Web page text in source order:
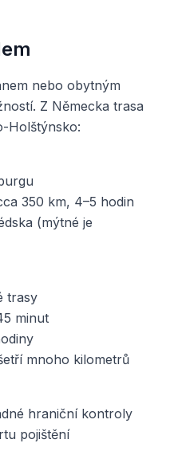
nebo obytným
Z Německa trasa
Holštýnsko:
350 km, 4–5 hodin
(mýtné je
trasy
minut
mnoho kilometrů
hraniční kontroly
pojištění